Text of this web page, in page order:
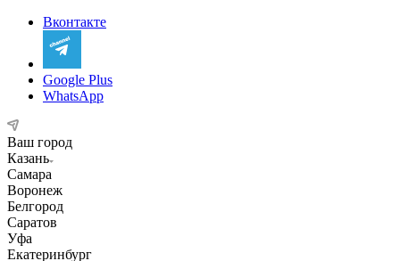
Вконтакте
Google Plus
WhatsApp
Ваш город
Казань
Самара
Воронеж
Белгород
Саратов
Уфа
Екатеринбург